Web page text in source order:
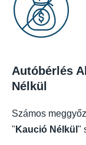
Autóbérlés
Nélkül
Számos
" Kaució Nélkül "